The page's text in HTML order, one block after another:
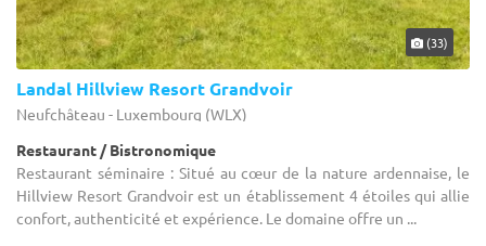
(33)
Landal Hillview Resort Grandvoir
Neufchâteau - Luxembourg (WLX)
Restaurant / Bistronomique
Restaurant séminaire : Situé au cœur de la nature ardennaise, le
Hillview Resort Grandvoir est un établissement 4 étoiles qui allie
confort, authenticité et expérience. Le domaine offre un ...